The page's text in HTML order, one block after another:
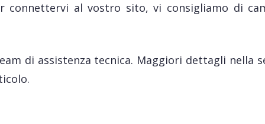
connettervi al vostro sito, vi consigliamo di
di assistenza tecnica. Maggiori dettagli nella